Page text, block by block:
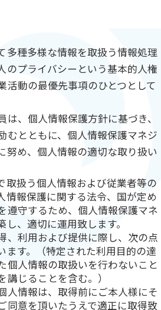
ップ
シー
多種多様な情報を取扱う情報処理
のプライバシーという基本的人権
活動の最優先事項のひとつとして
は、個人情報保護方針に基づき、
むとともに、個人情報保護マネジ
努め、個人情報の適切な取り扱い
取扱う個人情報および従業者等の
情報保護に関する法令、国が定め
遵守するため、個人情報保護マネ
、適切に運用致します。
、利用および提供に際し、次の点
ます。（特定された利用目的の達
個人情報の取扱いを行わないこと
じることを含む。）
人情報は、取得前にご本人様にそ
同意を頂いたうえで適正に取得致